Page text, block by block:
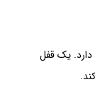
دارد. یک قفل